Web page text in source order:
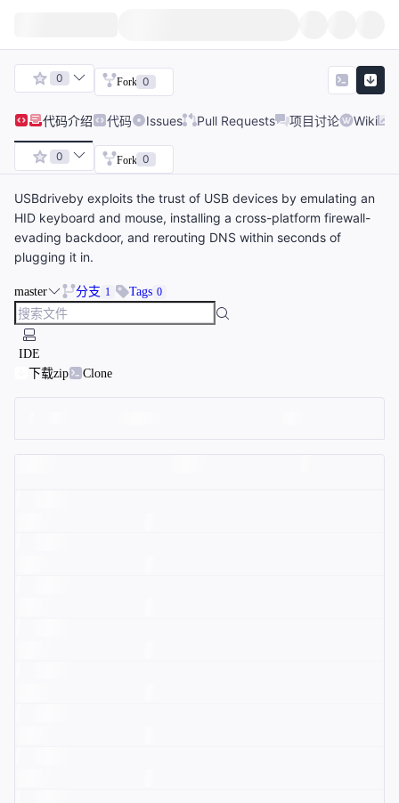
0 Fork 0
代码介绍 代码 Issues Pull Requests 项目讨论 Wiki
0 Fork 0
USBdriveby exploits the trust of USB devices by emulating an
HID keyboard and mouse, installing a cross-platform firewall-
evading backdoor, and rerouting DNS within seconds of
plugging it in.
master 分支 1 Tags 0
IDE
下载zip
Clone